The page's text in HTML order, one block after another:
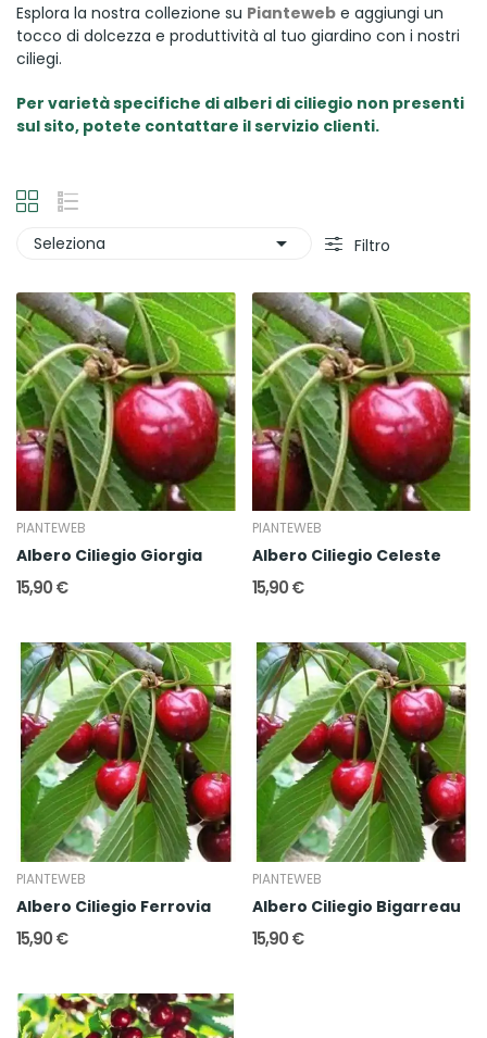
Esplora la nostra collezione su Pianteweb e aggiungi un
tocco di dolcezza e produttività al tuo giardino con i nostri
ciliegi.
Per varietà specifiche di alberi di ciliegio non presenti
sul sito, potete contattare il servizio clienti.
Seleziona  Filtro
PIANTEWEB
Albero Ciliegio Giorgia
15,90 €
PIANTEWEB
Albero Ciliegio Celeste
15,90 €
PIANTEWEB
Albero Ciliegio Ferrovia
15,90 €
PIANTEWEB
Albero Ciliegio Bigarreau
15,90 €